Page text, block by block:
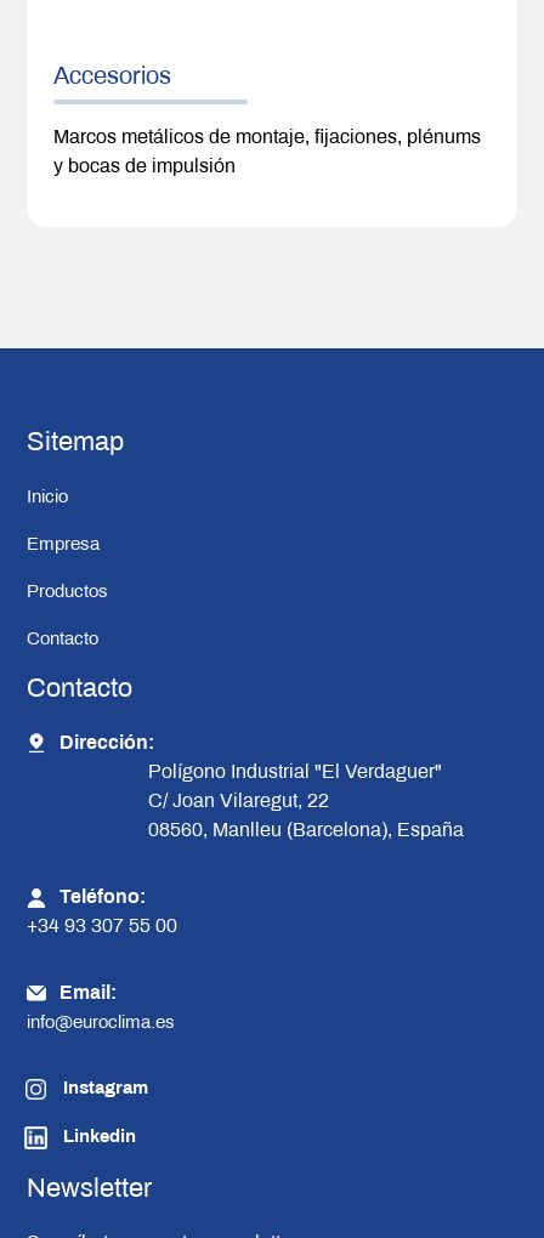
Accesorios
Marcos metálicos de montaje, fijaciones, plénums
y bocas de impulsión
Sitemap
Inicio
Empresa
Productos
Contacto
Contacto
Dirección:
Polígono Industrial "El Verdaguer"
C/ Joan Vilaregut, 22
08560, Manlleu (Barcelona), España
Teléfono:
+34 93 307 55 00
Email:
info@euroclima.es
Instagram
Linkedin
Newsletter